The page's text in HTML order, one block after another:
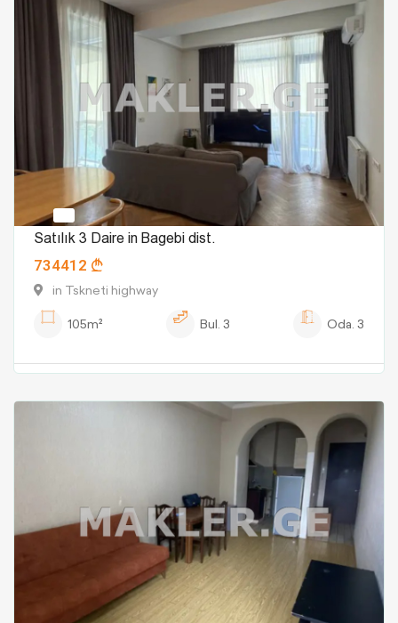
Satılık 3 Daire in Bagebi dist.
734412
in Tskneti highway
105m²
Bul. 3 Oda. 3